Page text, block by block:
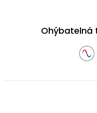
Ohýbatelná